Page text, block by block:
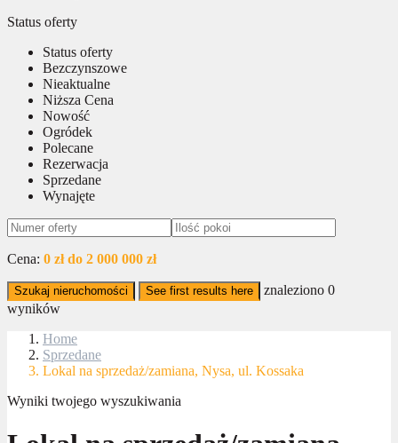
Status oferty
Status oferty
Bezczynszowe
Nieaktualne
Niższa Cena
Nowość
Ogródek
Polecane
Rezerwacja
Sprzedane
Wynajęte
Cena: 0 zł do 2 000 000 zł
Szukaj nieruchomości See first results here znaleziono 0
wyników
Home
Sprzedane
Lokal na sprzedaż/zamiana, Nysa, ul. Kossaka
Wyniki twojego wyszukiwania